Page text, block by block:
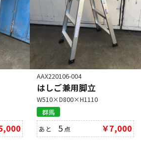
AAX220106-004
はしご兼用脚立
W510×D800×H1110
群馬
あと 5 点 ￥7,000